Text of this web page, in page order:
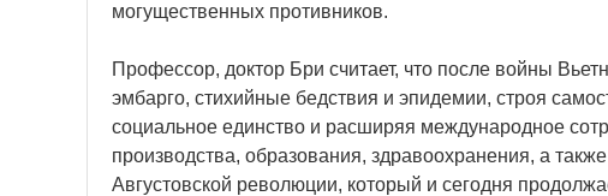
могущественных противников.
Профессор, доктор Бри считает, что после войны
эмбарго, стихийные бедствия и эпидемии, строя
социальное единство и расширяя международное
производства, образования, здравоохранения, а
Августовской революции, который и сегодня